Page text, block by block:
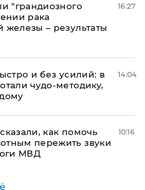
"грандиозного
рака
железы – результаты
16:27
и без усилий: в
чудо-методику,
14:04
как помочь
пережить звуки
МВД
10:16